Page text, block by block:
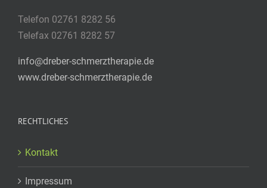
Telefon 02761 8282 56
Telefax 02761 8282 57
info@dreber-schmerztherapie.de
www.dreber-schmerztherapie.de
RECHTLICHES
Kontakt
Impressum